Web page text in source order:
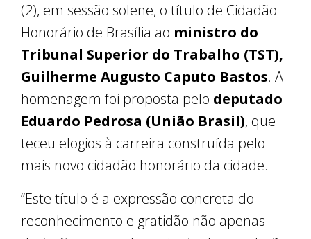
(2), em sessão solene, o título de Cidadão
Honorário de Brasília ao ministro do
Tribunal Superior do Trabalho (TST),
Guilherme Augusto Caputo Bastos. A
homenagem foi proposta pelo deputado
Eduardo Pedrosa (União Brasil), que
teceu elogios à carreira construída pelo
mais novo cidadão honorário da cidade.
“Este título é a expressão concreta do
reconhecimento e gratidão não apenas